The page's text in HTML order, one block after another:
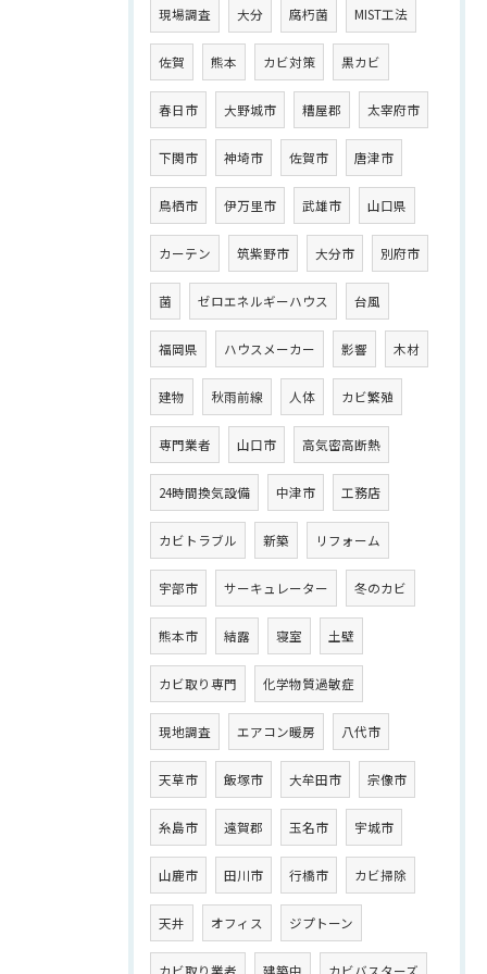
現場調査 大分 腐朽菌 MIST工法
佐賀 熊本 カビ対策 黒カビ
春日市 大野城市 糟屋郡 太宰府市
下関市 神埼市 佐賀市 唐津市
鳥栖市 伊万里市 武雄市 山口県
カーテン 筑紫野市 大分市 別府市
菌 ゼロエネルギーハウス 台風
福岡県 ハウスメーカー 影響 木材
建物 秋雨前線 人体 カビ繁殖
専門業者 山口市 高気密高断熱
24時間換気設備 中津市 工務店
カビトラブル 新築 リフォーム
宇部市 サーキュレーター 冬のカビ
熊本市 結露 寝室 土壁
カビ取り専門 化学物質過敏症
現地調査 エアコン暖房 八代市
天草市 飯塚市 大牟田市 宗像市
糸島市 遠賀郡 玉名市 宇城市
山鹿市 田川市 行橋市 カビ掃除
天井 オフィス ジプトーン
カビ取り業者 建築中 カビバスターズ